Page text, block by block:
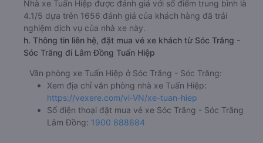
Nhà xe Tuấn Hiệp được đánh giá với số điểm trung bình là
4.1/5 dựa trên 1656 đánh giá của khách hàng đã trải
nghiệm dịch vụ của nhà xe này.
h. Thông tin liên hệ, đặt mua vé xe khách từ Sóc Trăng -
Sóc Trăng đi Lâm Đồng Tuấn Hiệp
Văn phòng xe Tuấn Hiệp ở Sóc Trăng - Sóc Trăng:
Xem địa chỉ văn phòng nhà xe Tuấn Hiệp:
https://vexere.com/vi-VN/xe-tuan-hiep
Số điện thoại đặt mua vé xe Sóc Trăng - Sóc Trăng
Lâm Đồng: 1900 888684